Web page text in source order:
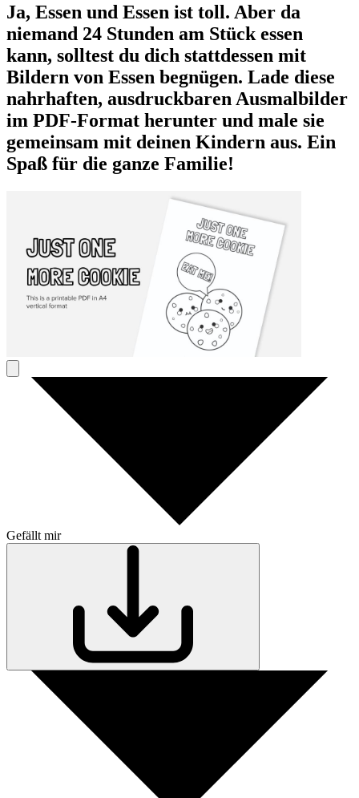
Ja, Essen und Essen ist toll. Aber da
niemand 24 Stunden am Stück essen
kann, solltest du dich stattdessen mit
Bildern von Essen begnügen. Lade diese
nahrhaften, ausdruckbaren Ausmalbilder
im PDF-Format herunter und male sie
gemeinsam mit deinen Kindern aus. Ein
Spaß für die ganze Familie!
Gefällt mir